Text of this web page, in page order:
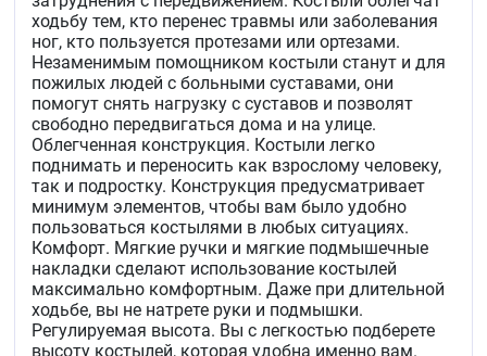
ходьбу тем, кто перенес травмы или заболевания
ног, кто пользуется протезами или ортезами.
Незаменимым помощником костыли станут и для
пожилых людей с больными суставами, они
помогут снять нагрузку с суставов и позволят
свободно передвигаться дома и на улице.
Облегченная конструкция. Костыли легко
поднимать и переносить как взрослому человеку,
так и подростку. Конструкция предусматривает
минимум элементов, чтобы вам было удобно
пользоваться костылями в любых ситуациях.
Комфорт. Мягкие ручки и мягкие подмышечные
накладки сделают использование костылей
максимально комфортным. Даже при длительной
ходьбе, вы не натрете руки и подмышки.
Регулируемая высота. Вы с легкостью подберете
высоту костылей, которая удобна именно вам.